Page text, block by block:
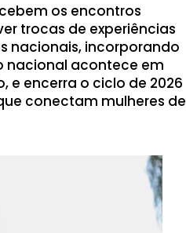
os encontros
trocas de experiências
nacionais, incorporando
nacional acontece em
e encerra o ciclo de 2026
conectam mulheres de